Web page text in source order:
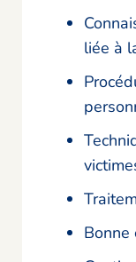
liée à
Bonne